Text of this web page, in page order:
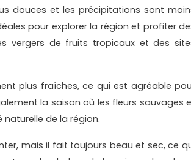
douces et les précipitations sont
pour explorer la région et profiter
vergers de fruits tropicaux et des
plus fraîches, ce qui est agréable
la saison où les fleurs sauvages
de la région.
mais il fait toujours beau et sec, ce